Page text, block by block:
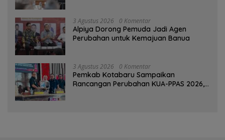
3 Agustus 2026 0 Komentar
‎Alpiya Dorong Pemuda Jadi Agen
Perubahan untuk Kemajuan Banua ‎
3 Agustus 2026 0 Komentar
Pemkab Kotabaru Sampaikan
Rancangan Perubahan KUA-PPAS 2026,